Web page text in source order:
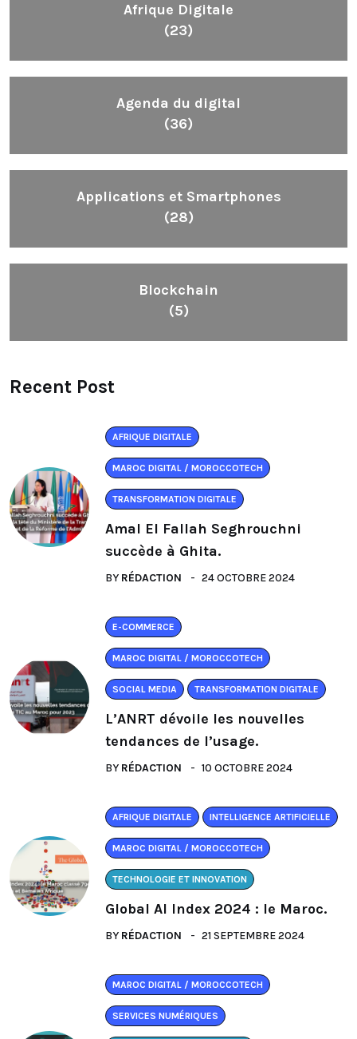
Afrique Digitale
(23)
Agenda du digital
(36)
Applications et Smartphones
(28)
Blockchain
(5)
Recent Post
AFRIQUE DIGITALE
MAROC DIGITAL / MOROCCOTECH
TRANSFORMATION DIGITALE
Amal El Fallah Seghrouchni
succède à Ghita.
BY RÉDACTION 24 OCTOBRE 2024
E-COMMERCE
MAROC DIGITAL / MOROCCOTECH
SOCIAL MEDIA TRANSFORMATION DIGITALE
L’ANRT dévoile les nouvelles
tendances de l’usage.
BY RÉDACTION 10 OCTOBRE 2024
AFRIQUE DIGITALE INTELLIGENCE ARTIFICIELLE
MAROC DIGITAL / MOROCCOTECH
TECHNOLOGIE ET INNOVATION
Global AI Index 2024 : le Maroc.
BY RÉDACTION 21 SEPTEMBRE 2024
MAROC DIGITAL / MOROCCOTECH
SERVICES NUMÉRIQUES